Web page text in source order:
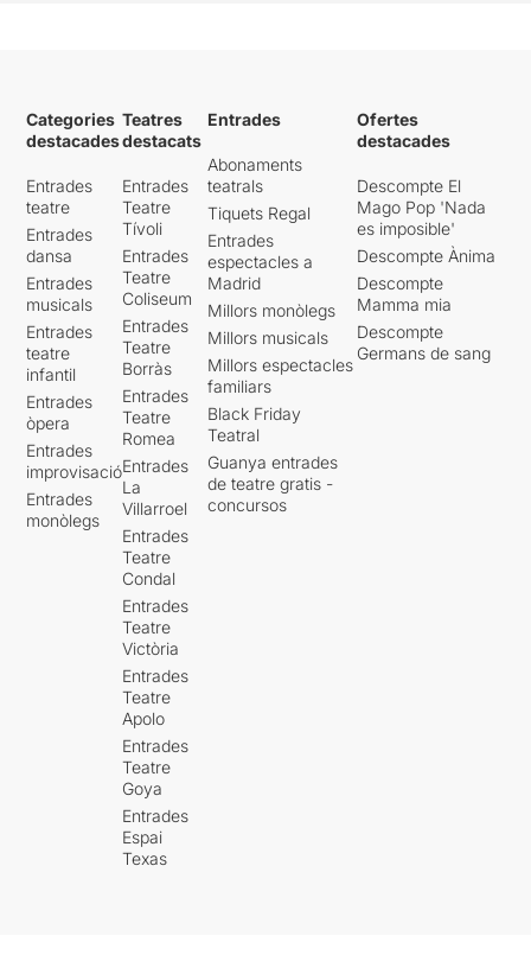
Categories
destacades
Entrades
teatre
Entrades
dansa
Entrades
musicals
Entrades
teatre
infantil
Entrades
òpera
Entrades
improvisació
Entrades
monòlegs
Teatres
destacats
Entrades
Teatre
Tívoli
Entrades
Teatre
Coliseum
Entrades
Teatre
Borràs
Entrades
Teatre
Romea
Entrades
La
Villarroel
Entrades
Teatre
Condal
Entrades
Teatre
Victòria
Entrades
Teatre
Apolo
Entrades
Teatre
Goya
Entrades
Espai
Texas
Entrades
Abonaments
teatrals
Tiquets Regal
Entrades
espectacles a
Madrid
Millors monòlegs
Millors musicals
Millors espectacles
familiars
Black Friday
Teatral
Guanya entrades
de teatre gratis -
concursos
Ofertes
destacades
Descompte El
Mago Pop 'Nada
es imposible'
Descompte Ànima
Descompte
Mamma mia
Descompte
Germans de sang